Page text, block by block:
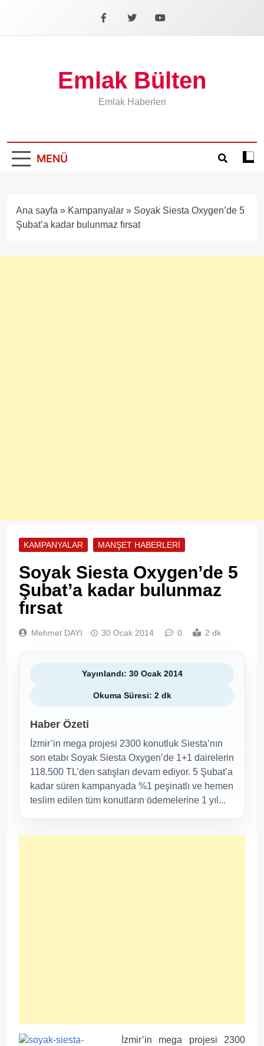
Facebook
X YouTube
Emlak Bülten
Emlak Haberleri
MENÜ
Koyu
veya
Ana sayfa » Kampanyalar » Soyak Siesta Oxygen’de 5
Şubat’a kadar bulunmaz fırsat
KAMPANYALAR MANŞET HABERLERI
Soyak Siesta Oxygen’de 5
Şubat’a kadar bulunmaz
fırsat
Mehmet DAYI 30 Ocak 2014 0 2 dk
Yayınlandı: 30 Ocak 2014
Okuma Süresi: 2 dk
Haber Özeti
İzmir’in mega projesi 2300 konutluk Siesta’nın
son etabı Soyak Siesta Oxygen’de 1+1 dairelerin
118.500 TL’den satışları devam ediyor. 5 Şubat’a
kadar süren kampanyada %1 peşinatlı ve hemen
teslim edilen tüm konutların ödemelerine 1 yıl...
İzmir’in mega projesi 2300